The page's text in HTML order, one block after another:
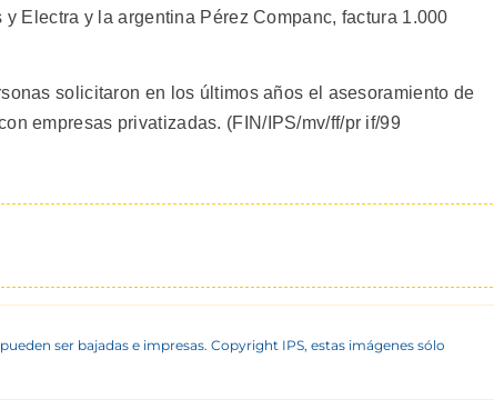
Electra y la argentina Pérez Companc, factura 1.000
solicitaron en los últimos años el asesoramiento de
empresas privatizadas. (FIN/IPS/mv/ff/pr if/99
ser bajadas e impresas. Copyright IPS, estas imágenes sólo